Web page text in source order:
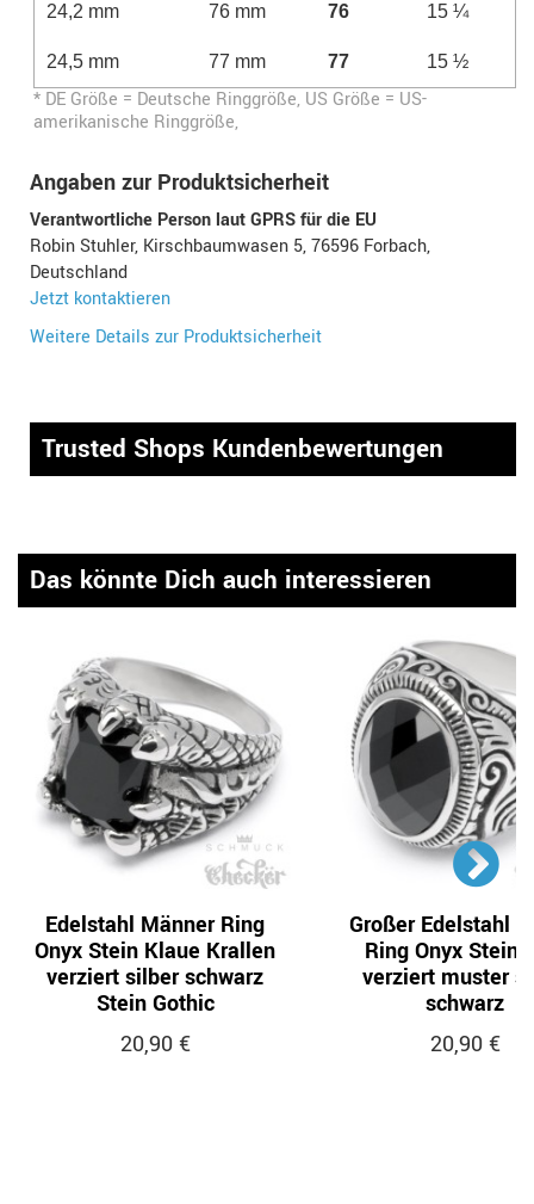
24,2 mm 76 mm 76 15 ¼
24,5 mm 77 mm 77 15 ½
* DE Größe = Deutsche Ringgröße, US Größe = US-
amerikanische Ringgröße,
Angaben zur Produktsicherheit
Verantwortliche Person laut GPRS für die EU
Robin Stuhler, Kirschbaumwasen 5, 76596 Forbach,
Deutschland
Jetzt kontaktieren
Weitere Details zur Produktsicherheit
Trusted Shops Kundenbewertungen
Das könnte Dich auch interessieren
Edelstahl Männer Ring
Onyx Stein Klaue Krallen
verziert silber schwarz
Stein Gothic
20,90 €
Großer Edelstahl
Ring Onyx Stein
verziert muster
schwarz
20,90 €